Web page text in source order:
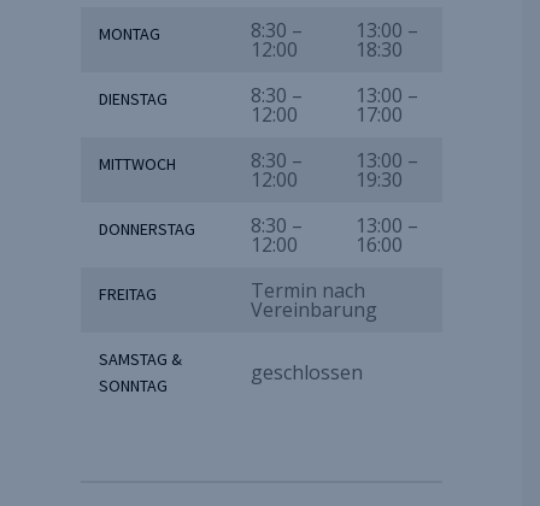
MONTAG 8:30 –
12:00
13:00 –
18:30
DIENSTAG 8:30 –
12:00
13:00 –
17:00
MITTWOCH 8:30 –
12:00
13:00 –
19:30
DONNERSTAG 8:30 –
12:00
13:00 –
16:00
FREITAG Termin nach
Vereinbarung
SAMSTAG &
SONNTAG
geschlossen